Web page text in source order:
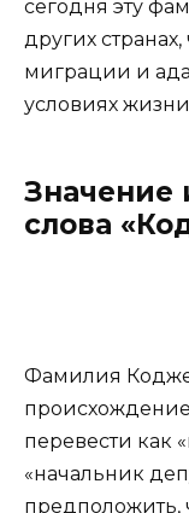
сегодня эту
других странах,
миграции и
условиях
Значение
слова
Фамилия
перевести как
«начальник
предположить,